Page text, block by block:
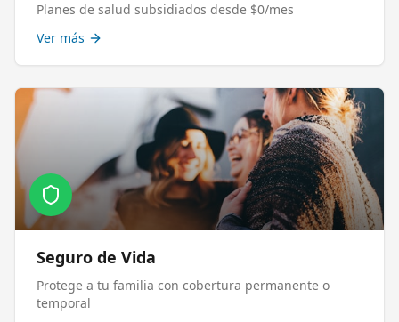
Planes de salud subsidiados desde $0/mes
Ver más
Seguro de Vida
Protege a tu familia con cobertura permanente o
temporal